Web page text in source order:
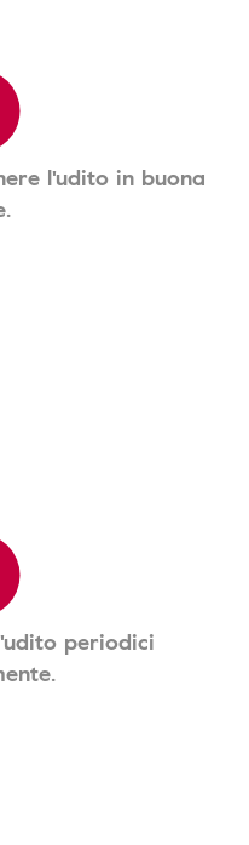
l'udito in buona
periodici